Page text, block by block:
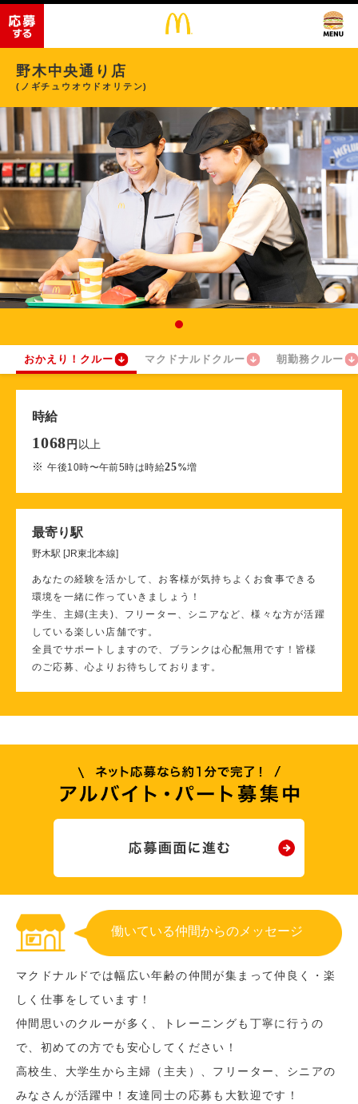
野木中央通り店
(ノギチュウオウドオリテン)
おかえり！クルー マクドナルドクルー 朝勤務クルー
時給
1068 円 以上
※午後10時〜午前5時は時給25%増
最寄り駅
野木駅 [JR東北本線]
あなたの経験を活かして、お客様が気持ちよくお食事できる
環境を一緒に作っていきましょう！
学生、主婦(主夫)、フリーター、シニアなど、様々な方が活躍
している楽しい店舗です。
全員でサポートしますので、ブランクは心配無用です！皆様
のご応募、心よりお待ちしております。
働いている仲間からのメッセージ
マクドナルドでは幅広い年齢の仲間が集まって仲良く・楽
しく仕事をしています！
仲間思いのクルーが多く、トレーニングも丁寧に行うの
で、初めての方でも安心してください！
高校生、大学生から主婦（主夫）、フリーター、シニアの
みなさんが活躍中！友達同士の応募も大歓迎です！